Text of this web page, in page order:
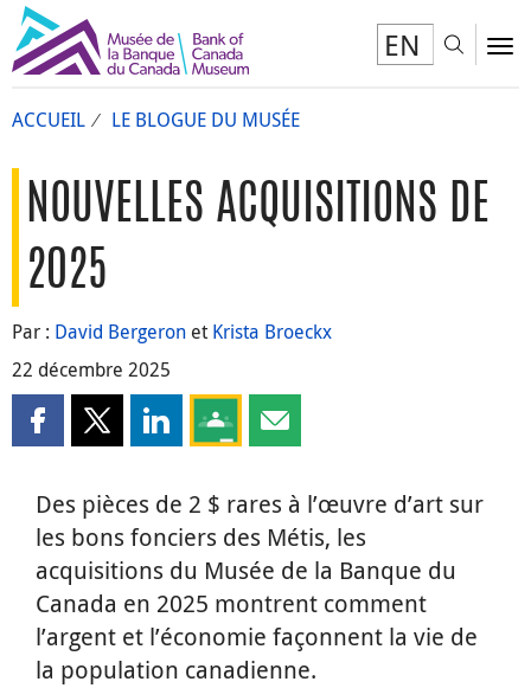
EN
ACCUEIL LE BLOGUE DU MUSÉE
NOUVELLES ACQUISITIONS DE
2025
Par : David Bergeron et Krista Broeckx
22 décembre 2025
Partager cette page sur Facebook
Partager cette page sur X
Partager cette page sur LinkedIn
Partagez cette page sur Google
Partager cette page par
Des pièces de 2 $ rares à l’œuvre d’art sur
les bons fonciers des Métis, les
acquisitions du Musée de la Banque du
Canada en 2025 montrent comment
l’argent et l’économie façonnent la vie de
la population canadienne.